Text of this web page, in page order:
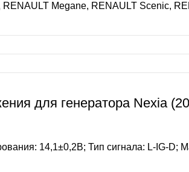
Megane, RENAULT Scenic,
для генератора Nexia
14,1±0,2В; Тип сигнала: L-IG-D;